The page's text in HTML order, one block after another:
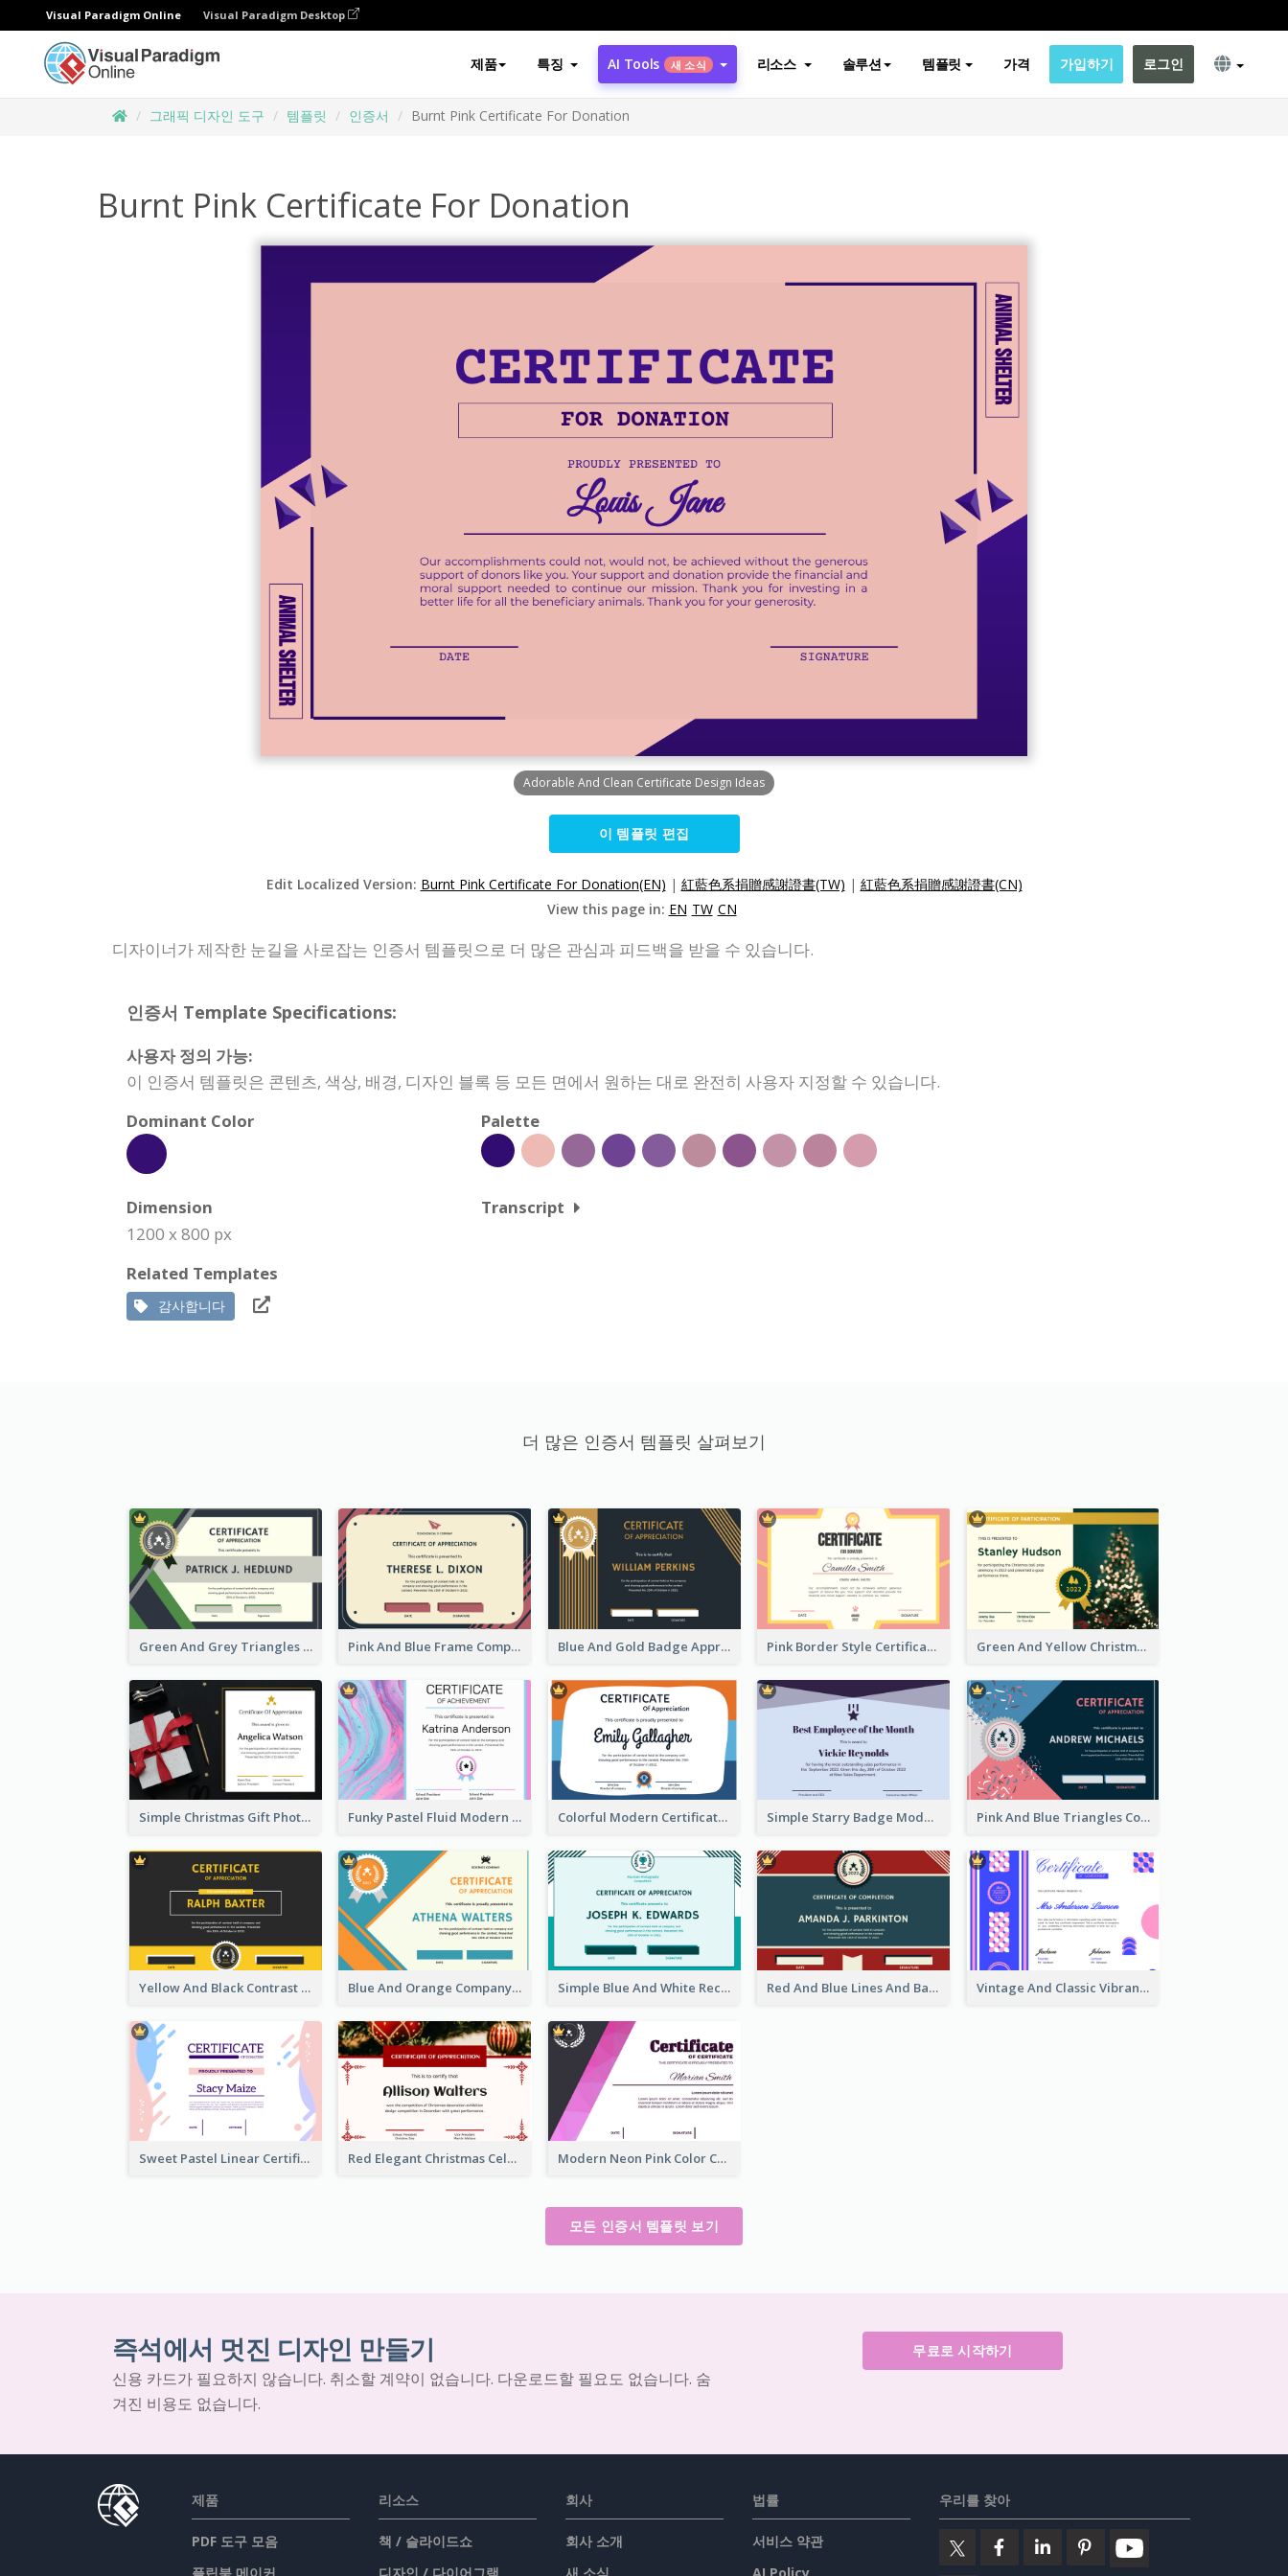
Visual Paradigm Online Visual Paradigm Desktop
제품 특징 AI Tools 새 소식 리소스 솔루션 템플릿 가격 가입하기 로그인
그래픽 디자인 도구 템플릿 인증서 Burnt Pink Certificate For Donation
Burnt Pink Certificate For Donation
Adorable And Clean Certificate Design Ideas
이 템플릿 편집
Edit Localized Version: Burnt Pink Certificate For Donation(EN) | 紅藍色系捐贈感謝證書(TW) | 紅藍色系捐贈感謝證書(CN)
View this page in: EN TW CN
디자이너가 제작한 눈길을 사로잡는 인증서 템플릿으로 더 많은 관심과 피드백을 받을 수 있습니다.
인증서 Template Specifications:
사용자 정의 가능:
이 인증서 템플릿은 콘텐츠, 색상, 배경, 디자인 블록 등 모든 면에서 원하는 대로 완전히 사용자 지정할 수 있습니다.
Dominant Color
Palette
Dimension
1200 x 800 px
Transcript
Related Templates
감사합니다
더 많은 인증서 템플릿 살펴보기
Green And Grey Triangles With Badge Certificate Pink And Blue Frame Company Certificate Blue And Gold Badge Appreciation Certificate Pink Border Style Certificate Design Template Green And Yellow Christmas Tree Photo Certificate
Simple Christmas Gift Photo Certificate Funky Pastel Fluid Modern Certificate Of Achievement Colorful Modern Certificate Design For Student Simple Starry Badge Modern Certificate Design Pink And Blue Triangles Confetti Celebration Certificate
Yellow And Black Contrast Simple Certificate Blue And Orange Company Triangles With Badge Certificate Simple Blue And White Rectangle Certificate Red And Blue Lines And Badge Completion Certificate Vintage And Classic Vibrant Certificate Design Ideas
Sweet Pastel Linear Certificate Design Template Red Elegant Christmas Celebration Certificate Modern Neon Pink Color Certificate Design Idea
모든 인증서 템플릿 보기
즉석에서 멋진 디자인 만들기
신용 카드가 필요하지 않습니다. 취소할 계약이 없습니다. 다운로드할 필요도 없습니다. 숨
겨진 비용도 없습니다.
무료로 시작하기
제품
PDF 도구 모음
리소스
책 / 슬라이드쇼
회사
회사 소개
법률
서비스 약관
우리를 찾아